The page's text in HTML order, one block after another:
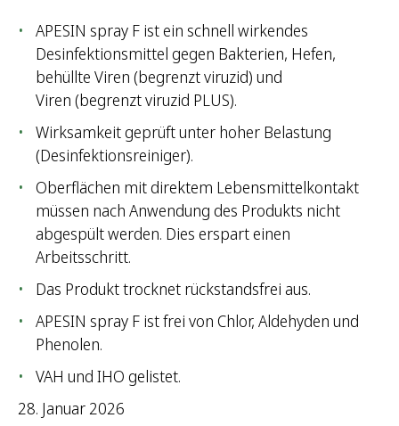
APESIN spray F ist ein schnell wirkendes
Desinfektionsmittel gegen Bakterien, Hefen,
behüllte Viren (begrenzt viruzid) und
Viren (begrenzt viruzid PLUS).
Wirksamkeit geprüft unter hoher Belastung
(Desinfektionsreiniger).
Oberflächen mit direktem Lebensmittelkontakt
müssen nach Anwendung des Produkts nicht
abgespült werden. Dies erspart einen
Arbeitsschritt.
Das Produkt trocknet rückstandsfrei aus.
APESIN spray F ist frei von Chlor, Aldehyden und
Phenolen.
VAH und IHO gelistet.
28. Januar 2026